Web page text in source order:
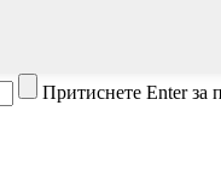
Притиснете Enter за